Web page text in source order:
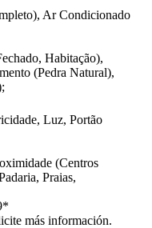
Ar Condicionado
Habitação),
(Pedra Natural),
Luz, Portão
(Centros
Praias,
más información.